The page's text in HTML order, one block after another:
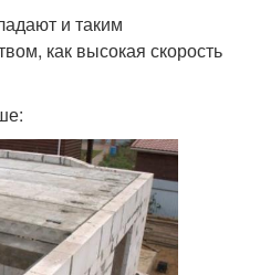
и таким
как высокая скорость